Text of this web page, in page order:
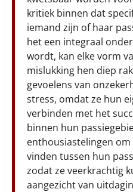
kritiek binnen dat
iemand zijn of haar
het een integraal
wordt, kan elke vorm
mislukking hen diep
gevoelens van
stress, omdat ze hun
verbinden met het
binnen hun
enthousiastelingen
vinden tussen hun
zodat ze veerkrachtig
aangezicht van